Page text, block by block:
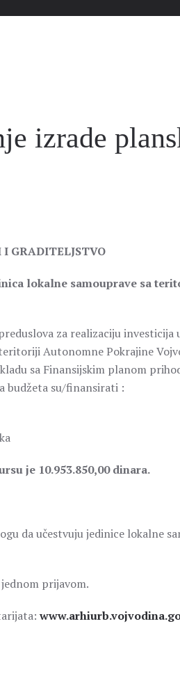
izrade
GRADITELJSTVO
lokalne samouprave sa
za realizaciju investicija
Autonomne Pokrajine
sa Finansijskim planom
budžeta su/finansirati :
je 10.953.850,00 dinara.
da učestvuju jedinice lokalne
prijavom.